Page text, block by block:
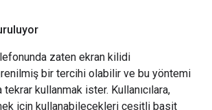
zaten ekran kilidi
bir tercihi olabilir ve bu yöntemi
tekrar kullanmak ister. Kullanıcılara,
için kullanabilecekleri çeşitli basit